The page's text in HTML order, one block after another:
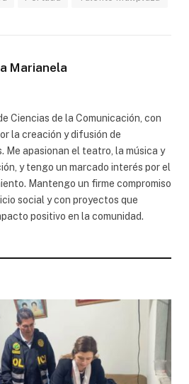
Marianela
Ciencias de la Comunicación, con
la creación y difusión de
Me apasionan el teatro, la música y
y tengo un marcado interés por el
Mantengo un firme compromiso
social y con proyectos que
positivo en la comunidad.